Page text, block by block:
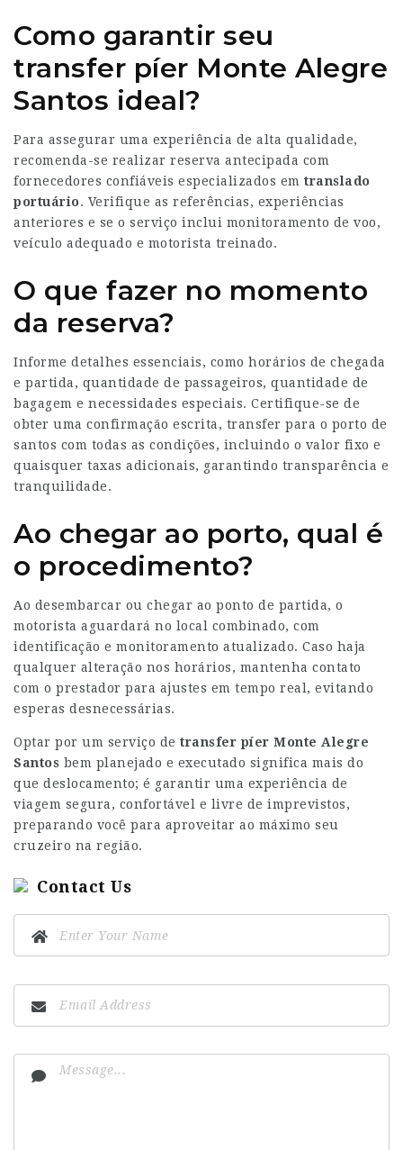
Como garantir seu
transfer píer Monte Alegre
Santos ideal?
Para assegurar uma experiência de alta qualidade,
recomenda-se realizar reserva antecipada com
fornecedores confiáveis especializados em translado
portuário. Verifique as referências, experiências
anteriores e se o serviço inclui monitoramento de voo,
veículo adequado e motorista treinado.
O que fazer no momento
da reserva?
Informe detalhes essenciais, como horários de chegada
e partida, quantidade de passageiros, quantidade de
bagagem e necessidades especiais. Certifique-se de
obter uma confirmação escrita, transfer para o porto de
santos com todas as condições, incluindo o valor fixo e
quaisquer taxas adicionais, garantindo transparência e
tranquilidade.
Ao chegar ao porto, qual é
o procedimento?
Ao desembarcar ou chegar ao ponto de partida, o
motorista aguardará no local combinado, com
identificação e monitoramento atualizado. Caso haja
qualquer alteração nos horários, mantenha contato
com o prestador para ajustes em tempo real, evitando
esperas desnecessárias.
Optar por um serviço de transfer píer Monte Alegre
Santos bem planejado e executado significa mais do
que deslocamento; é garantir uma experiência de
viagem segura, confortável e livre de imprevistos,
preparando você para aproveitar ao máximo seu
cruzeiro na região.
Contact Us